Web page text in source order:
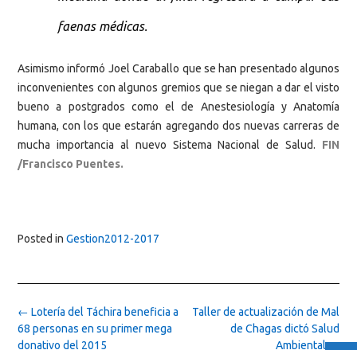
faenas médicas.
Asimismo informó Joel Caraballo que se han presentado algunos
inconvenientes con algunos gremios que se niegan a dar el visto
bueno a postgrados como el de Anestesiología y Anatomía
humana, con los que estarán agregando dos nuevas carreras de
mucha importancia al nuevo Sistema Nacional de Salud. FIN
/Francisco Puentes.
Posted in Gestion2012-2017
Post
navigation
Taller de actualización de Mal
de Chagas dictó Salud
Ambiental→
← Lotería del Táchira beneficia a
68 personas en su primer mega
donativo del 2015